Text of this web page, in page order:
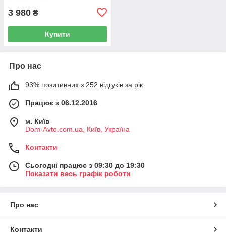
3 980 ₴
Купити
Про нас
93% позитивних з 252 відгуків за рік
Працює з 06.12.2016
м. Київ
Dom-Avto.com.ua, Київ, Україна
Контакти
Сьогодні працює з 09:30 до 19:30
Показати весь графік роботи
Про нас
Контакти